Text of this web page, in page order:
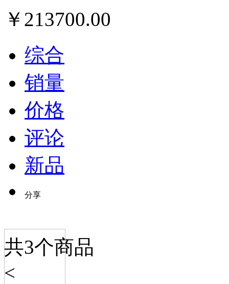
￥ 213700.00
综合
销量
价格
评论
新品
分享
共3个商品
<